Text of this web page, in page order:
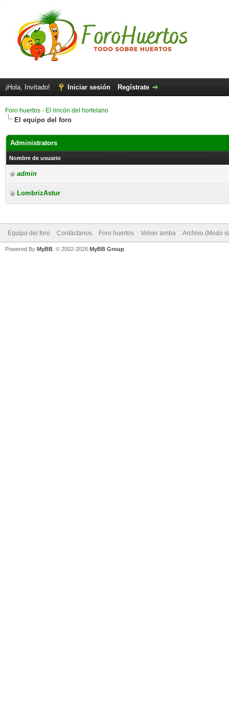
¡Hola, Invitado! Iniciar sesión Regístrate
Foro huertos - El rincón del hortelano
El equipo del foro
Administrators
Nombre de usuario
admin
LombrizAstur
Equipo del foro Contáctanos Foro huertos Volver arriba Archivo (Modo
Powered By MyBB , © 2002-2026 MyBB Group